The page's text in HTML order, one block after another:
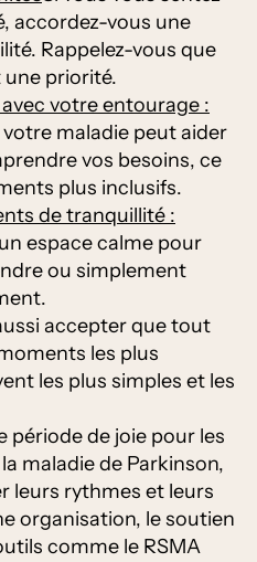
accordez-vous une
Rappelez-vous que
priorité.
votre entourage :
maladie peut aider
vos besoins, ce
plus inclusifs.
de tranquillité :
espace calme pour
ou simplement
accepter que tout
les plus
les plus simples et les
période de joie pour les
maladie de Parkinson,
leurs rythmes et leurs
organisation, le soutien
comme le RSMA